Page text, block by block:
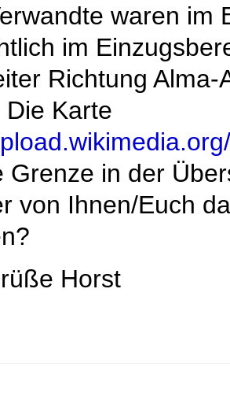
waren im
im
Richtung
Karte
Grenze in der
von Ihnen/Euch
Horst